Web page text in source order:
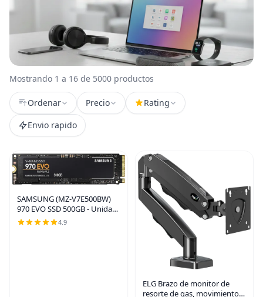
Mostrando 1 a 16 de 5000 productos
Ordenar Precio
Rating
Envio rapido
SAMSUNG (MZ-V7E500BW)
970 EVO SSD 500GB - Unidad
interna de estado sólido con
4.9
ELG Brazo de monitor de
resorte de gas, movimiento